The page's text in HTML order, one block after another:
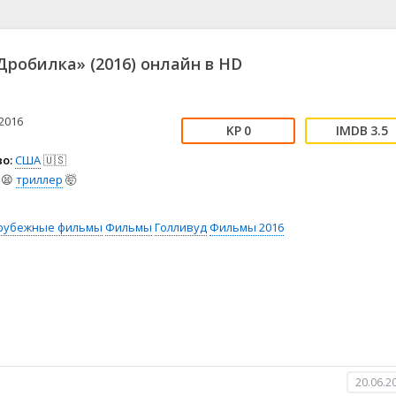
👨‍💼 Новости
тв
😱 Ужасы
🤠 Фильм-нуар
🧝‍♂️ Фэнтези
(2016) онлайн в HD
США🇺🇸
😫 триллер 🤯
0 3.5
фильмы Фильмы ГолливудФильмы 2016